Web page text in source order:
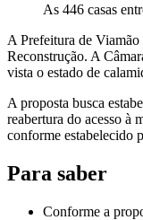
As 446 casas
A Prefeitura de
Reconstrução. A
vista o estado de
A proposta busca
reabertura do acesso à
conforme estabelecido
Para saber
Conforme a